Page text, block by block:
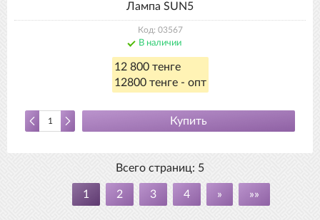
Лампа SUN5
Код: 03567
В наличии
12 800 тенге
12800 тенге - опт
Купить
Всего страниц: 5
1 2 3 4 » »»